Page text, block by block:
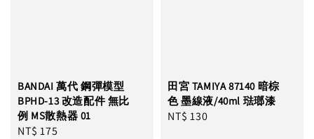
BANDAI 萬代 鋼彈模型
BPHD-13 改造配件 無比
例 MS散熱器 01
Regular
NT$ 175
田宮 TAMIYA 87140 暗棕
色 墨線液/40ml 琺瑯漆
Regular
NT$ 130